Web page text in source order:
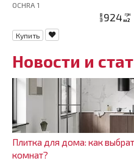
OCHRA 1
цена 924 грн
м2
Купить
Новости и
Плитка для дома: как
комнат?